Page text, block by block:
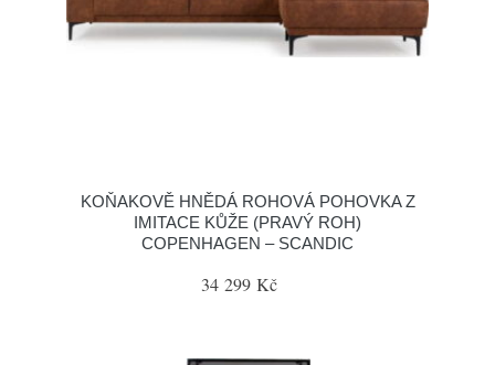
KOŇAKOVĚ HNĚDÁ ROHOVÁ POHOVKA Z
IMITACE KŮŽE (PRAVÝ ROH)
COPENHAGEN – SCANDIC
34 299 Kč